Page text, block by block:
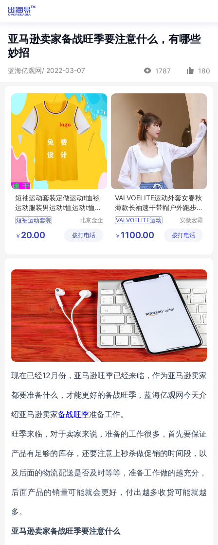
亚马逊卖家备战旺季要注意什么，有哪些
妙招
蓝海亿观网/ 2022-03-07 1787 180
短袖运动套装定做运动t恤衫
运动服装男运动t恤运动t恤
女
短袖运动套装
运动服装 男运动t恤
北京金企
有限公司
￥ 20.00 拨打电话
VALVOELITE运动外套女春秋
薄款长袖速干带帽户外跑步
防晒健身罩衫
VALVOELITE运动
安徽宏霸
有限公司
￥ 1100.00 拨打电话
现在已经12月份，亚马逊旺季已经来临，作为亚马逊卖家
都要准备什么，才能更好的备战旺季，蓝海亿观网今天介
绍亚马逊卖家备战旺季准备工作。
旺季来临，对于卖家来说，准备的工作很多，首先要保证
产品有足够的库存，还要注意上秒杀做促销的时间段，以
及后面的物流配送是否及时等等，准备工作做的越充分，
后面产品的销量可能就会更好，付出越多收货可能就越
多。
亚马逊卖家备战旺季要注意什么